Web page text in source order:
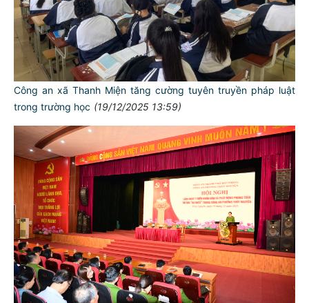
Công an xã Thanh Miện tăng cường tuyên truyền pháp luật
trong trường học (19/12/2025 13:59)